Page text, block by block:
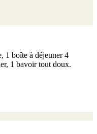
1 boîte à déjeuner 4
1 bavoir tout doux.